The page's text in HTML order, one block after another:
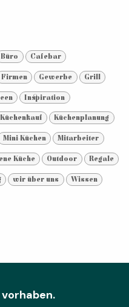
Büro Cafebar
Firmen Gewerbe Grill
Inspiration
Küchenkauf Küchenplanung
Mini-Küchen Mitarbeiter
Küche Outdoor Regale
wir über uns Wissen